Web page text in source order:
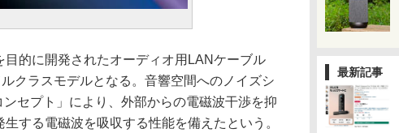
最新記事
的に開発されたオーディオ用LANケーブル
クラスモデルとなる。音響空間へのノイズシ
セプト」により、外部からの電磁波干渉を抑
する電磁波を吸収する性能を備えたという。